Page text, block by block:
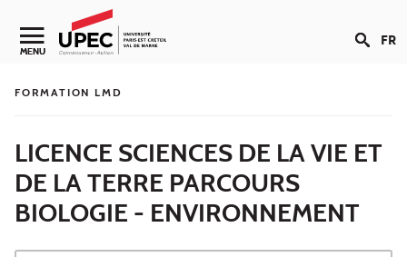
Aller au contenu
Navigation secondaire
MENU FR
FORMATION LMD
LICENCE SCIENCES DE LA VIE ET
DE LA TERRE PARCOURS
BIOLOGIE - ENVIRONNEMENT